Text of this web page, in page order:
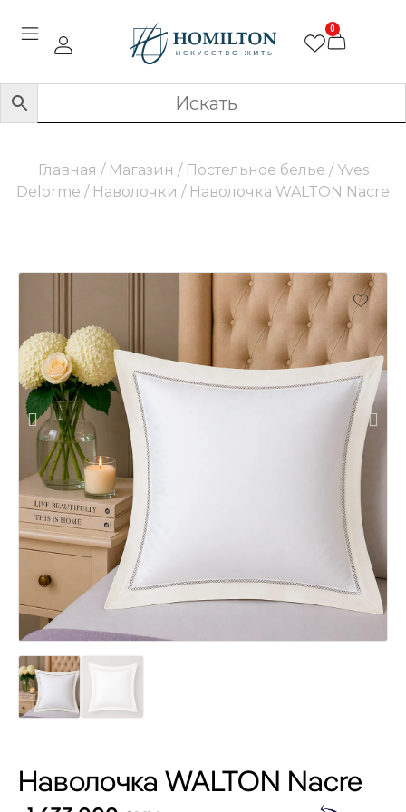
0
Главная / Магазин / Постельное белье / Yves
Delorme / Наволочки / Наволочка WALTON Nacre
Наволочка WALTON Nacre